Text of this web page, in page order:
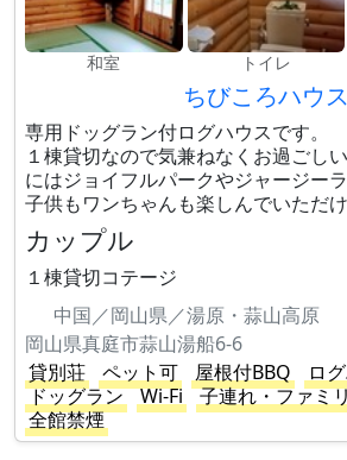
和室 トイレ
ちびころハウス
専用ドッグラン付ログハウスです。
１棟貸切なので気兼ねなくお過ごし
にはジョイフルパークやジャージー
子供もワンちゃんも楽しんでいただけ
カップル
１棟貸切コテージ
中国／岡山県／湯原・蒜山高原
岡山県真庭市蒜山湯船6-6
貸別荘
ペット可 屋根付BBQ
ロ
ドッグラン
Wi-Fi 子連れ・ファミ
全館禁煙